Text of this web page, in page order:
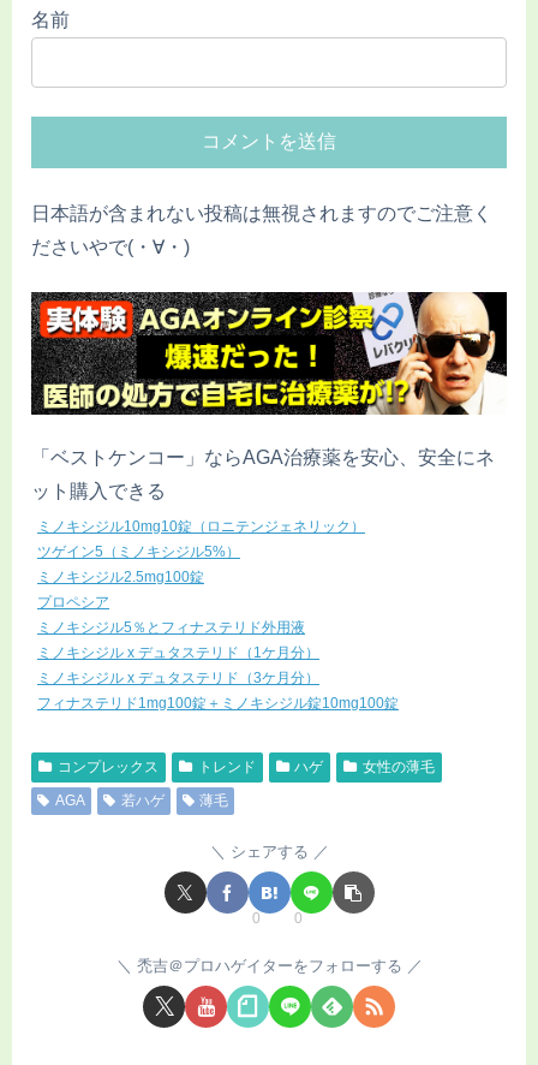
名前
日本語が含まれない投稿は無視されますのでご注意く
ださいやで(・∀・)
「ベストケンコー」ならAGA治療薬を安心、安全にネ
ット購入できる
ミノキシジル10mg10錠（ロニテンジェネリック）
ツゲイン5（ミノキシジル5%）
ミノキシジル2.5mg100錠
プロペシア
ミノキシジル5％とフィナステリド外用液
ミノキシジル x デュタステリド（1ケ月分）
ミノキシジル x デュタステリド（3ケ月分）
フィナステリド1mg100錠＋ミノキシジル錠10mg100錠
コンプレックス トレンド ハゲ
女性の薄毛
AGA
若ハゲ 薄毛
シェアする
0 0
禿吉＠プロハゲイターをフォローする